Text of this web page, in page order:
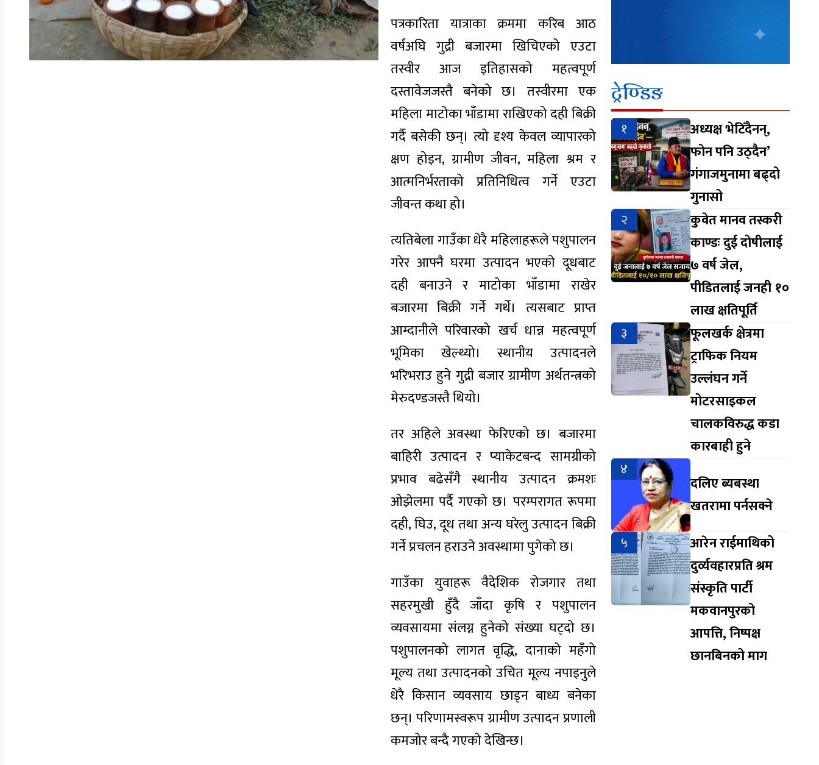
पत्रकारिता यात्राका क्रममा करिब आठ
वर्षअघि गुद्री बजारमा खिचिएको एउटा
तस्वीर आज इतिहासको महत्वपूर्ण
दस्तावेजजस्तै बनेको छ। तस्वीरमा एक
महिला माटोका भाँडामा राखिएको दही बिक्री
गर्दै बसेकी छन्। त्यो दृश्य केवल व्यापारको
क्षण होइन, ग्रामीण जीवन, महिला श्रम र
आत्मनिर्भरताको प्रतिनिधित्व गर्ने एउटा
जीवन्त कथा हो।
त्यतिबेला गाउँका धेरै महिलाहरूले पशुपालन
गरेर आफ्नै घरमा उत्पादन भएको दूधबाट
दही बनाउने र माटोका भाँडामा राखेर
बजारमा बिक्री गर्ने गर्थे। त्यसबाट प्राप्त
आम्दानीले परिवारको खर्च धान्न महत्वपूर्ण
भूमिका खेल्थ्यो। स्थानीय उत्पादनले
भरिभराउ हुने गुद्री बजार ग्रामीण अर्थतन्त्रको
मेरुदण्डजस्तै थियो।
तर अहिले अवस्था फेरिएको छ। बजारमा
बाहिरी उत्पादन र प्याकेटबन्द सामग्रीको
प्रभाव बढेसँगै स्थानीय उत्पादन क्रमशः
ओझेलमा पर्दै गएको छ। परम्परागत रूपमा
दही, घिउ, दूध तथा अन्य घरेलु उत्पादन बिक्री
गर्ने प्रचलन हराउने अवस्थामा पुगेको छ।
गाउँका युवाहरू वैदेशिक रोजगार तथा
सहरमुखी हुँदै जाँदा कृषि र पशुपालन
व्यवसायमा संलग्न हुनेको संख्या घट्दो छ।
पशुपालनको लागत वृद्धि, दानाको महँगो
मूल्य तथा उत्पादनको उचित मूल्य नपाइनुले
धेरै किसान व्यवसाय छाड्न बाध्य बनेका
छन्। परिणामस्वरूप ग्रामीण उत्पादन प्रणाली
कमजोर बन्दै गएको देखिन्छ।
ट्रेण्डिङ
१
अध्यक्ष भेटिँदैनन्,
फोन पनि उठ्दैन’
गंगाजमुनामा बढ्दो
गुनासो
२
कुवेत मानव तस्करी
काण्डः दुई दोषीलाई
७ वर्ष जेल,
पीडितलाई जनही १०
लाख क्षतिपूर्ति
३
फूलखर्क क्षेत्रमा
ट्राफिक नियम
उल्लंघन गर्ने
मोटरसाइकल
चालकविरुद्ध कडा
कारबाही हुने
४
दलिए ब्यबस्था
खतरामा पर्नसक्ने
५
आरेन राईमाथिको
दुर्व्यवहारप्रति श्रम
संस्कृति पार्टी
मकवानपुरको
आपत्ति, निष्पक्ष
छानबिनको माग